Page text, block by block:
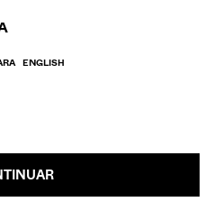
ENGLISH